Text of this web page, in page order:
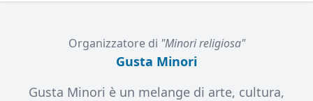
Organizzatore di "Minori religiosa"
Gusta Minori
Gusta Minori è un melange di arte, cultura,